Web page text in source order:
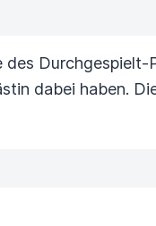
des Durchgespielt-
dabei haben.